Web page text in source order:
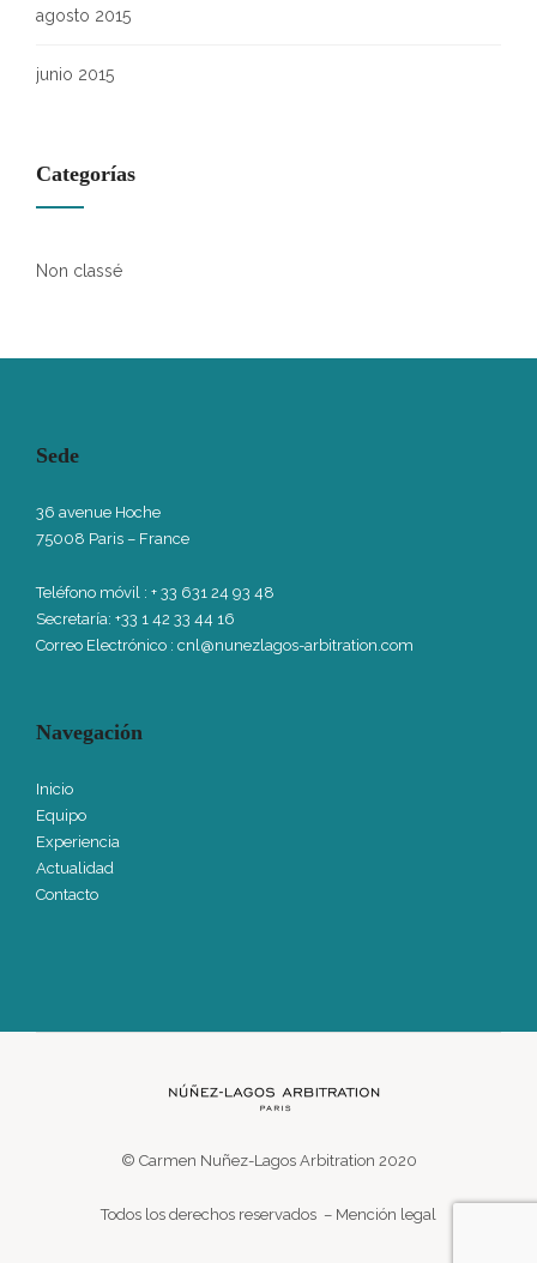
agosto 2015
junio 2015
Categorías
Non classé
Sede
36 avenue Hoche
75008 Paris – France
Teléfono móvil : + 33 631 24 93 48
Secretaría: +33 1 42 33 44 16
Correo Electrónico : cnl@nunezlagos-arbitration.com
Navegación
Inicio
Equipo
Experiencia
Actualidad
Contacto
© Carmen Nuñez-Lagos Arbitration 2020
Todos los derechos reservados – Mención legal